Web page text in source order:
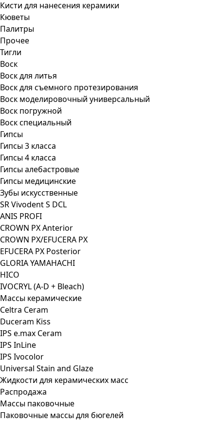
Кисти для нанесения керамики
Кюветы
Палитры
Прочее
Тигли
Воск
Воск для литья
Воск для съемного протезирования
Воск моделировочный универсальный
Воск погружной
Воск специальный
Гипсы
Гипсы 3 класса
Гипсы 4 класса
Гипсы алебастровые
Гипсы медицинские
Зубы искусственные
SR Vivodent S DCL
ANIS PROFI
CROWN PX Anterior
CROWN PX/EFUCERA PX
EFUCERA PX Posterior
GLORIA YAMAHACHI
HICO
IVOCRYL (A-D + Bleach)
Массы керамические
Celtra Ceram
Duceram Kiss
IPS e.max Ceram
IPS InLine
IPS Ivocolor
Universal Stain and Glaze
Жидкости для керамических масс
Распродажа
Массы паковочные
Паковочные массы для бюгелей